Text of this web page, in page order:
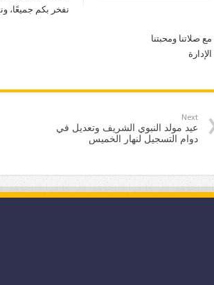
نفخر بكم جميعًا،
مع صلاتنا ومحبتنا
الإدارة
Next
عيد مولد النبوي الشريف وتعديل في
دوام التسجيل لنهار الخميس